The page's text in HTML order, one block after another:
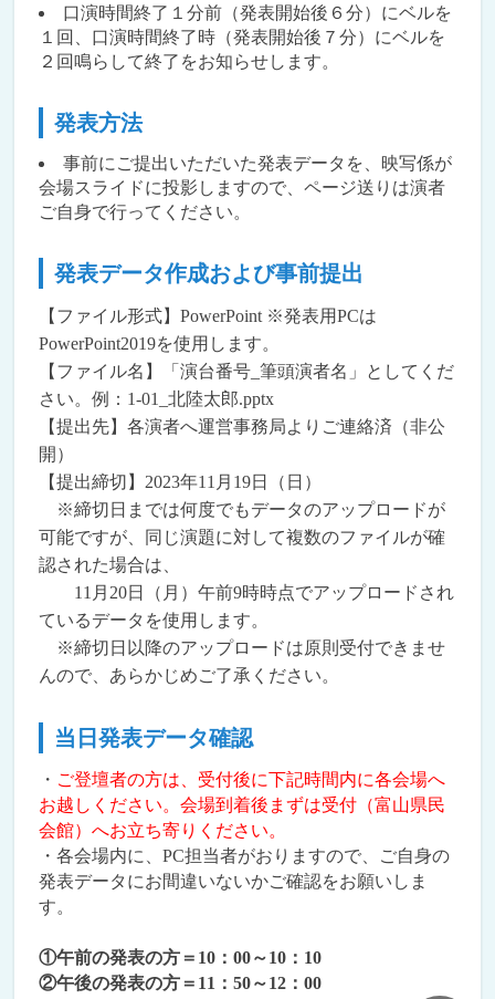
口演時間終了１分前（発表開始後６分）にベルを
１回、口演時間終了時（発表開始後７分）にベルを
２回鳴らして終了をお知らせします。
発表方法
事前にご提出いただいた発表データを、映写係が
会場スライドに投影しますので、ページ送りは演者
ご自身で行ってください。
発表データ作成および事前提出
【ファイル形式】PowerPoint ※発表用PCは
PowerPoint2019を使用します。
【ファイル名】「演台番号_筆頭演者名」としてくだ
さい。例：1-01_北陸太郎.pptx
【提出先】各演者へ運営事務局よりご連絡済（非公
開）
【提出締切】2023年11月19日（日）
※締切日までは何度でもデータのアップロードが
可能ですが、同じ演題に対して複数のファイルが確
認された場合は、
11月20日（月）午前9時時点でアップロードされ
ているデータを使用します。
※締切日以降のアップロードは原則受付できませ
んので、あらかじめご了承ください。
当日発表データ確認
・ ご登壇者の方は、受付後に下記時間内に各会場へ
お越しください。会場到着後まずは受付（富山県民
会館）へお立ち寄りください。
・各会場内に、PC担当者がおりますので、ご自身の
発表データにお間違いないかご確認をお願いしま
す。
①午前の発表の方＝10：00～10：10
②午後の発表の方＝11：50～12：00